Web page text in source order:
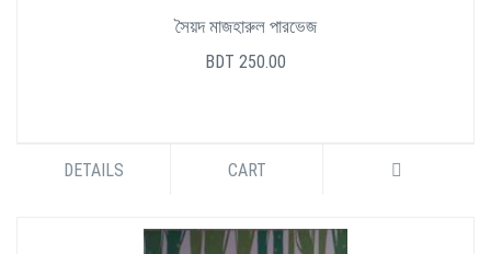
সৈয়দ মাজহারুল পারভেজ
BDT 250.00
DETAILS CART